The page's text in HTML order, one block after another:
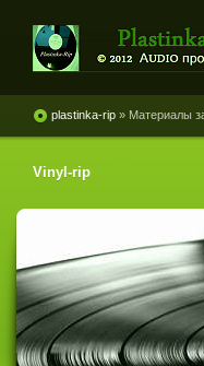
винила и
plastinka-rip » Материалы
Vinyl-rip